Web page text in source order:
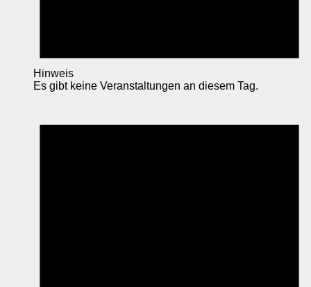
Hinweis
Es gibt keine Veranstaltungen an diesem Tag.